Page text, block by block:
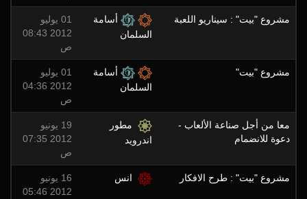
مشروع "بيت" : سيناريو اللعبة
أسامة
السلمان
01 يوليو
2012 08:43
ص
مشروع "بيت"
أسامة
السلمان
01 يوليو
2012 04:36
ص
معا من أجل صناعة اﻷلعاب -
دعوة للانضمام
مطور
اندرويد
19 يونيو
2012 07:35
ص
مشروع "بيت" : طرح الافكار انس
16 يونيو
2012 05:46